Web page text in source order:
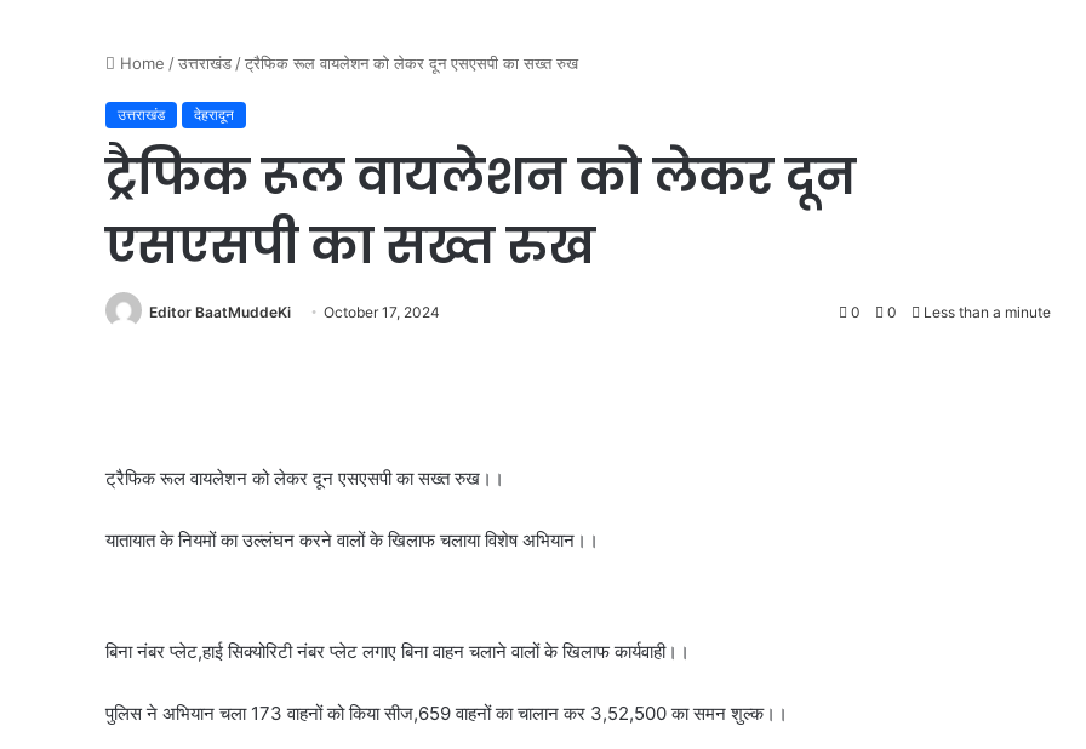
Home /उत्तराखंड /ट्रैफिक रूल वायलेशन को लेकर दून एसएसपी का सख्त रुख
उत्तराखंड देहरादून
ट्रैफिक रूल वायलेशन को लेकर दून
एसएसपी का सख्त रुख
Editor BaatMuddeKi October 17, 2024 0 0 Less than a minute
ट्रैफिक रूल वायलेशन को लेकर दून एसएसपी का सख्त रुख।।
यातायात के नियमों का उल्लंघन करने वालों के खिलाफ चलाया विशेष अभियान।।
बिना नंबर प्लेट,हाई सिक्योरिटी नंबर प्लेट लगाए बिना वाहन चलाने वालों के खिलाफ कार्यवाही।।
पुलिस ने अभियान चला 173 वाहनों को किया सीज,659 वाहनों का चालान कर 3,52,500 का समन शुल्क।।